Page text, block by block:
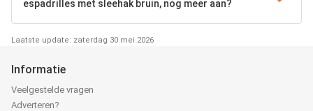
espadrilles met sleehak bruin, nog meer aan?
Laatste update: zaterdag 30 mei 2026
Informatie
Veelgestelde vragen
Adverteren?